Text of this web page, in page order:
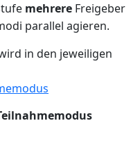
mehrere Freigeber
parallel agieren.
in den jeweiligen